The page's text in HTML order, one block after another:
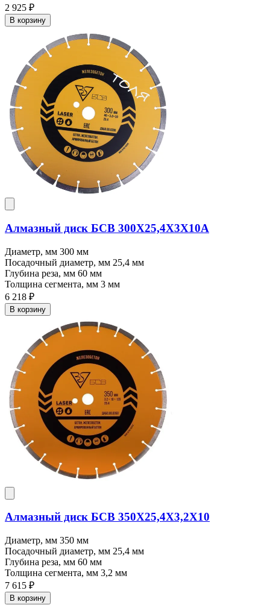
2 925 ₽
В корзину
Алмазный диск БСВ 300X25,4X3X10A
Диаметр, мм 300 мм
Посадочный диаметр, мм 25,4 мм
Глубина реза, мм 60 мм
Толщина сегмента, мм 3 мм
6 218 ₽
В корзину
Алмазный диск БСВ 350X25,4X3,2X10
Диаметр, мм 350 мм
Посадочный диаметр, мм 25,4 мм
Глубина реза, мм 60 мм
Толщина сегмента, мм 3,2 мм
7 615 ₽
В корзину